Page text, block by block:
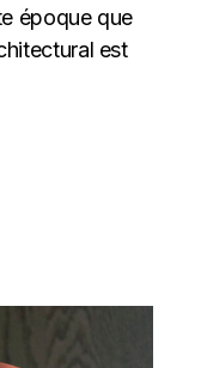
époque que
est